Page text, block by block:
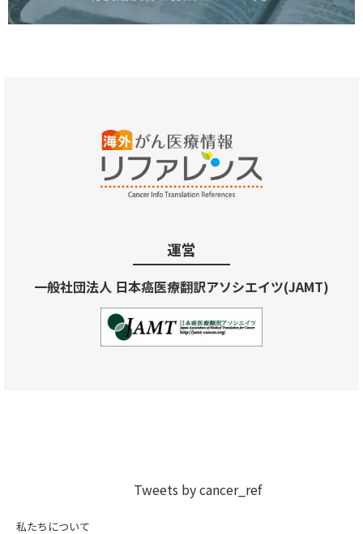
運営
一般社団法人 日本癌医療翻訳アソシエイツ(JAMT)
Tweets by cancer_ref
私たちについて